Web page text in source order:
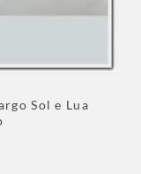
Sol e Lua